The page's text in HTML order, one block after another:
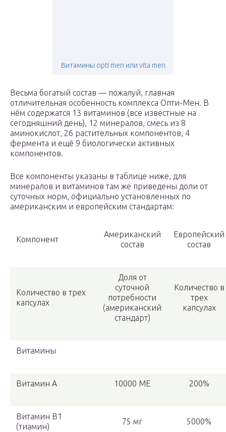
Витамины opti men или vita men
Весьма богатый состав — пожалуй, главная
отличительная особенность комплекса Опти-Мен. В
нём содержатся 13 витаминов (все известные на
сегодняшний день), 12 минералов, смесь из 8
аминокислот, 26 растительных компонентов, 4
фермента и ещё 9 биологически активных
компонентов.
Все компоненты указаны в таблице ниже, для
минералов и витаминов там же приведены доли от
суточных норм, официально установленных по
американским и европейским стандартам:
Компонент
Американский
состав
Европейский
состав
Количество в трех
капсулах
Доля от
суточной
потребности
(американский
стандарт)
Количество в
трех
капсулах
Витамины
Витамин A 10000 МЕ 200%
Витамин В1
(тиамин)
75 мг 5000%